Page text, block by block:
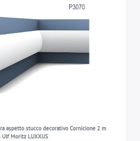
aspetto stucco decorativo Cornicione 2 m
Ulf Moritz LUXXUS